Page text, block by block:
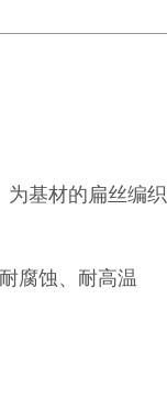
为基材的扁丝编织
腐蚀、耐高温